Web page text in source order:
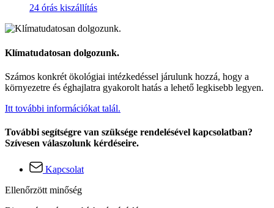
24 órás kiszállítás
Klímatudatosan dolgozunk.
Számos konkrét ökológiai intézkedéssel járulunk hozzá, hogy a
környezetre és éghajlatra gyakorolt hatás a lehető legkisebb legyen.
Itt további információkat talál.
További segítségre van szüksége rendelésével kapcsolatban?
Szívesen válaszolunk kérdéseire.
Kapcsolat
Ellenőrzött minőség